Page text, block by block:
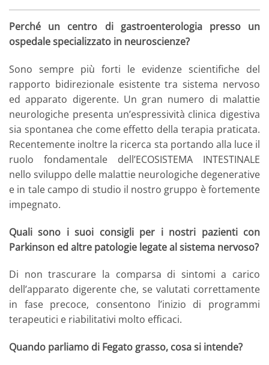
Perché un centro di gastroenterologia presso un
ospedale specializzato in neuroscienze?
Sono sempre più forti le evidenze scientifiche del
rapporto bidirezionale esistente tra sistema nervoso
ed apparato digerente. Un gran numero di malattie
neurologiche presenta un’espressività clinica digestiva
sia spontanea che come effetto della terapia praticata.
Recentemente inoltre la ricerca sta portando alla luce il
ruolo fondamentale dell’ECOSISTEMA INTESTINALE
nello sviluppo delle malattie neurologiche degenerative
e in tale campo di studio il nostro gruppo è fortemente
impegnato.
Quali sono i suoi consigli per i nostri pazienti con
Parkinson ed altre patologie legate al sistema nervoso?
Di non trascurare la comparsa di sintomi a carico
dell’apparato digerente che, se valutati correttamente
in fase precoce, consentono l’inizio di programmi
terapeutici e riabilitativi molto efficaci.
Quando parliamo di Fegato grasso, cosa si intende?